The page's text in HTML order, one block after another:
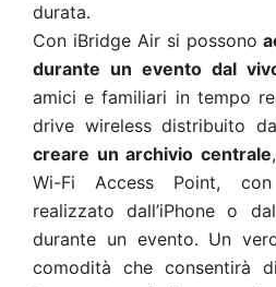
durata.
Con iBridge Air si possono
durante un evento dal
amici e familiari in tempo
drive wireless distribuito
creare un archivio centrale
Wi-Fi Access Point,
realizzato dall’iPhone o
durante un evento. Un
comodità che consentirà